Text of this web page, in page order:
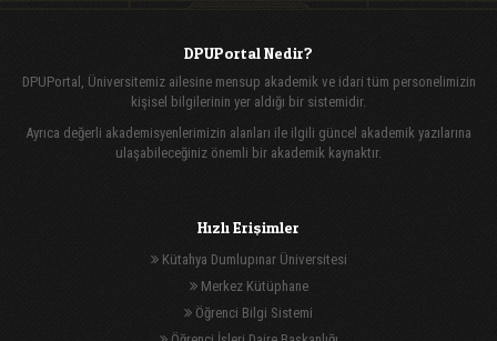
DPUPortal Nedir?
DPUPortal, Üniversitemiz ailesine mensup akademik ve idari tüm personelimizin
kişisel bilgilerinin yer aldığı bir sistemidir.
Ayrıca değerli akademisyenlerimizin alanları ile ilgili güncel akademik yazılarına
ulaşabileceğiniz önemli bir akademik kaynaktır.
Hızlı Erişimler
Kütahya Dumlupınar Üniversitesi
Merkez Kütüphane
Öğrenci Bilgi Sistemi